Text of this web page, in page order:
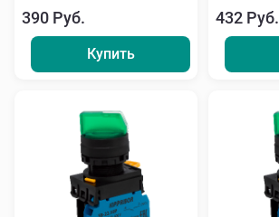
390 Руб.
Купить
432 Руб.